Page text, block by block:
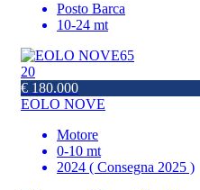
Posto Barca
10-24 mt
20
€ 180.000
EOLO NOVE
Motore
0-10 mt
2024 ( Consegna 2025 )